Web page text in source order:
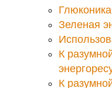
Зеленая
К
К